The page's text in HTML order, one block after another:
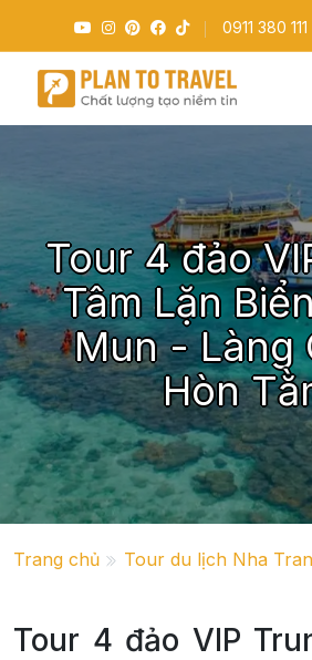
0911 380 111
Tour 4 đảo
Tâm Lặn
Mun - Làng
Hòn
Trang chủ Tour du lịch Nha
Tour 4 đảo VIP